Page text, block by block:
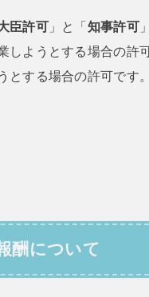
臣許可」と「 知事許可
しようとする場合の許
とする場合の許可です。
酬について